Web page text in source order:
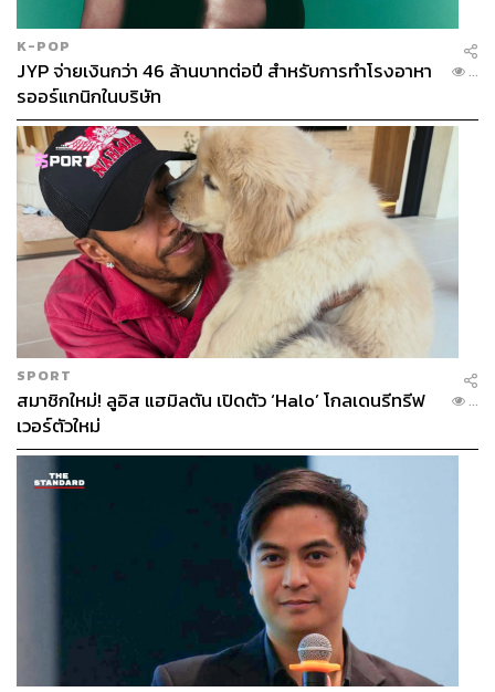
ต่อด้วยเพลงที่ปล่อยปีที่แล้วอีกเพลง
เจ็บจริง เรื่องของความคาดหวังที่ทำไม่ได้อย่างหวัง เป็นเพลง
ที่ฟังลอยและจมในเพลงเดียวกัน คีย์บอร์ดคีย์ซ้ำฟังล่องลอย
แต่เนื้อเพลงจมดิ่งหมดแรงจะไปต่อ
เป็นหมอ ขอโทษที่กลายเป็นคนไข้” ทำให้ผมนึกถึงเด็กเรียนที่
พ่อแม่ใส่ความหวังให้เรียนหมอ แต่เด็กสอบไม่ติดแล้วรู้สึก
เฟลด้วย
เพลงนี้ได้ พัด Zweed n’ Roll มาร้องด้วย เสียงของ
พัดสวยงามและมีพลังมาก มันทำให้เพลงไม่อ้างว้างจนเกินไป
“เธอบอกว่าฉันคือเมฆขาว
แต่บดบังแสงของดาวอยู่ใช่ไหม
บอกว่าฉันคือท้องฟ้าใหญ่
แต่ไม่มีนกตัวใดชอบใจฟ้าแบบนี้หรอก”
เธอบอกว่าฉันคือ
K-POP
JYP จ่ายเงินกว่า 46 ล้านบาทต่อปี สำหรับการทำโรงอาหา
รออร์แกนิกในบริษัท
...
SPORT
สมาชิกใหม่! ลูอิส แฮมิลตัน เปิดตัว ‘Halo’ โกลเดนรีทรีฟ
เวอร์ตัวใหม่
...